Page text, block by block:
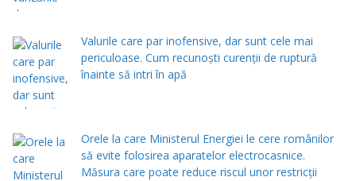
Valurile care par inofensive, dar sunt cele mai
periculoase. Cum recunoști curenții de ruptură
înainte să intri în apă
Orele la care Ministerul Energiei le cere românilor
să evite folosirea aparatelor electrocasnice.
Măsura care poate reduce riscul unor restricții